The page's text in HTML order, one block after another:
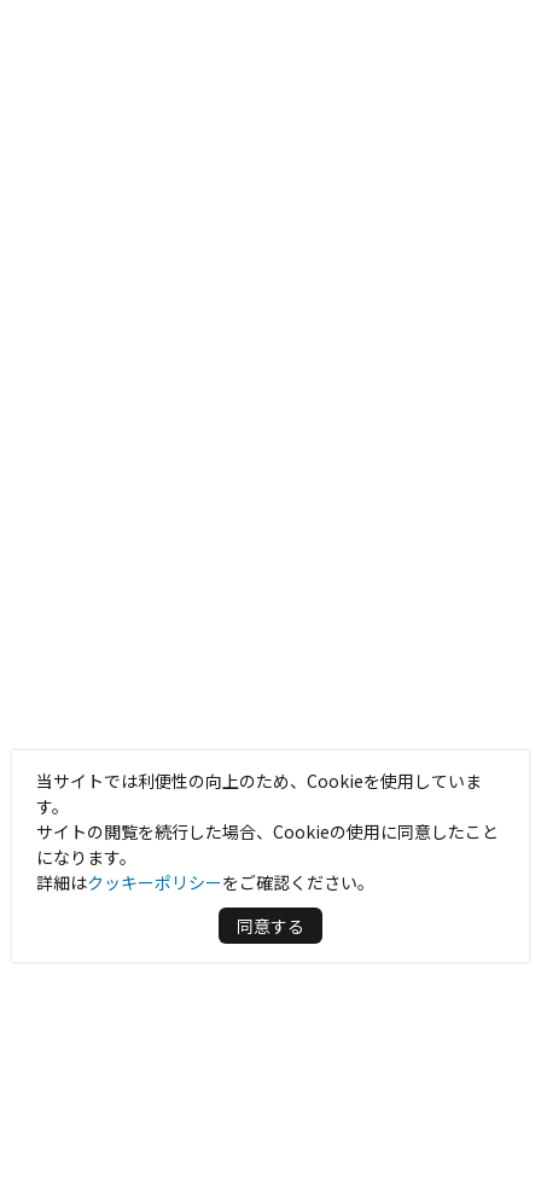
当サイトでは利便性の向上のため、Cookieを使用していま
す。
サイトの閲覧を続行した場合、Cookieの使用に同意したこと
になります。
詳細はクッキーポリシーをご確認ください。
同意する